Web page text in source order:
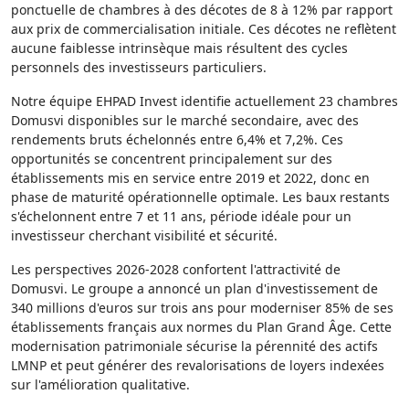
ponctuelle de chambres à des décotes de 8 à 12% par rapport
aux prix de commercialisation initiale. Ces décotes ne reflètent
aucune faiblesse intrinsèque mais résultent des cycles
personnels des investisseurs particuliers.
Notre équipe EHPAD Invest identifie actuellement 23 chambres
Domusvi disponibles sur le marché secondaire, avec des
rendements bruts échelonnés entre 6,4% et 7,2%. Ces
opportunités se concentrent principalement sur des
établissements mis en service entre 2019 et 2022, donc en
phase de maturité opérationnelle optimale. Les baux restants
s'échelonnent entre 7 et 11 ans, période idéale pour un
investisseur cherchant visibilité et sécurité.
Les perspectives 2026-2028 confortent l'attractivité de
Domusvi. Le groupe a annoncé un plan d'investissement de
340 millions d'euros sur trois ans pour moderniser 85% de ses
établissements français aux normes du Plan Grand Âge. Cette
modernisation patrimoniale sécurise la pérennité des actifs
LMNP et peut générer des revalorisations de loyers indexées
sur l'amélioration qualitative.